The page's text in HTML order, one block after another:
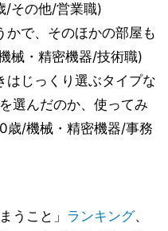
/その他/営業職)
かで、そのほかの部屋も
械・精密機器/技術職)
はじっくり選ぶタイプな
選んだのか、使ってみ
歳/機械・精密機器/事務
うこと」 ランキング、